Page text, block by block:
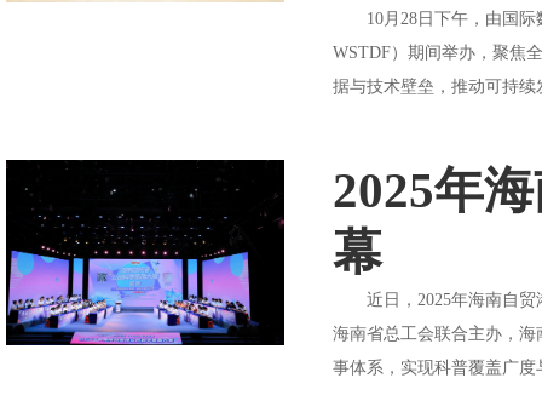
10月28日下午，由国际数
WSTDF）期间举办，聚焦
据与技术壁垒，推动可持
2025年
幕
近日，2025年海南自贸
海南省总工会联合主办，
事体系，实现科普覆盖广